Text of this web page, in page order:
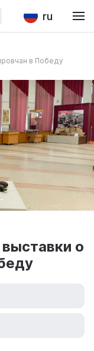
ru
в Победу
о